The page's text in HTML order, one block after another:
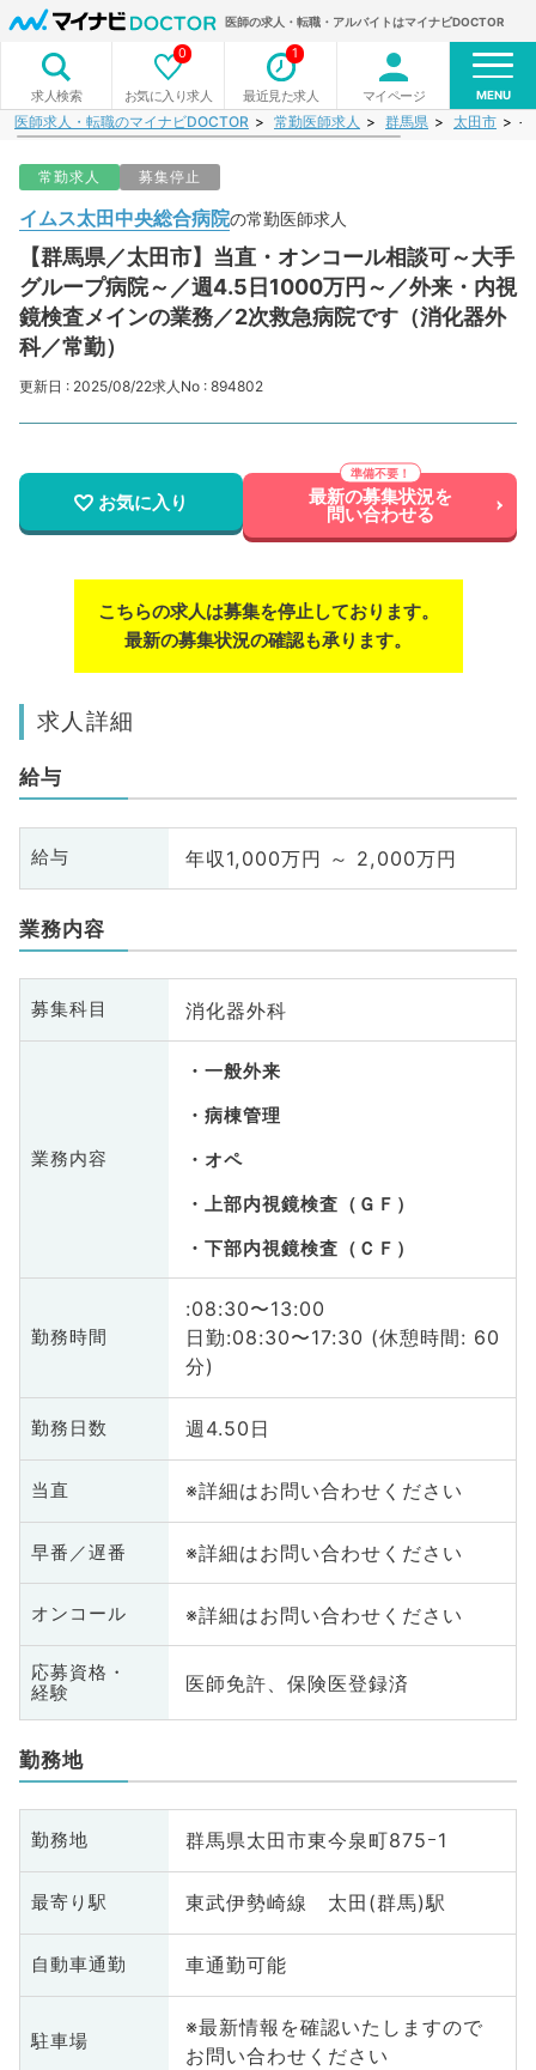
医師の求人・転職・アルバイトはマイナビDOCTOR
求人検索 お気に入り求人
0
最近見た求人
1
マイページ MENU
医師求人・転職のマイナビDOCTOR 常勤医師求人 群馬県 太田市
常勤求人 募集停止
イムス太田中央総合病院の常勤医師求人
【群馬県／太田市】当直・オンコール相談可～大手
グループ病院～／週4.5日1000万円～／外来・内視
鏡検査メインの業務／2次救急病院です（消化器外
科／常勤）
更新日 : 2025/08/22求人No : 894802
お気に入り 最新の募集状況を
問い合わせる
こちらの求人は募集を停止しております。
最新の募集状況の確認も承ります。
求人詳細
給与
給与 年収1,000万円 ～ 2,000万円
業務内容
募集科目 消化器外科
業務内容
一般外来
病棟管理
オペ
上部内視鏡検査（ＧＦ）
下部内視鏡検査（ＣＦ）
勤務時間
:08:30〜13:00
日勤:08:30〜17:30 (休憩時間: 60
分)
勤務日数 週4.50日
当直 ※詳細はお問い合わせください
早番／遅番 ※詳細はお問い合わせください
オンコール ※詳細はお問い合わせください
応募資格・
経験
医師免許、保険医登録済
勤務地
勤務地 群馬県太田市東今泉町875ｰ1
最寄り駅 東武伊勢崎線 太田(群馬)駅
自動車通勤 車通勤可能
駐車場
※最新情報を確認いたしますので
お問い合わせください